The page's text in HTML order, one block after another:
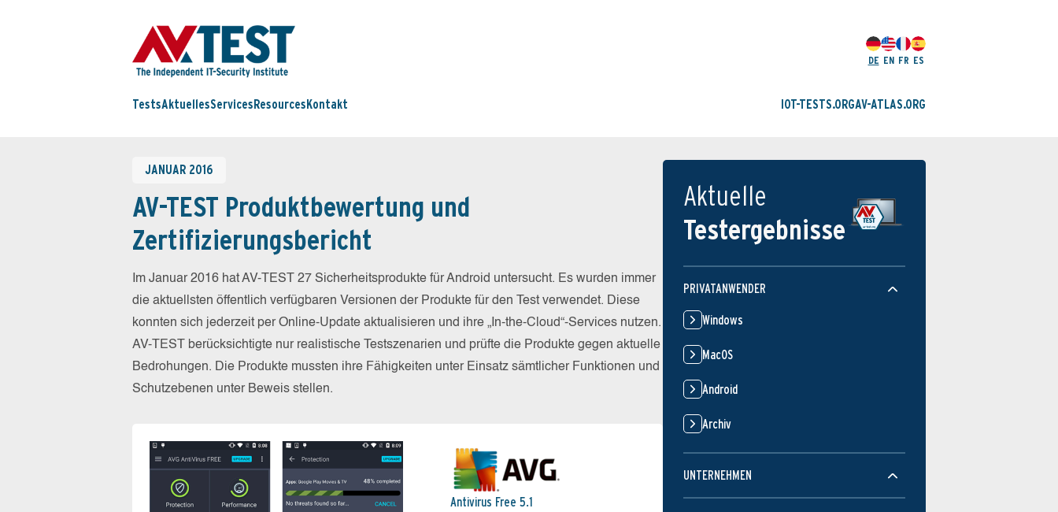
DE EN FR ES
TestsAktuellesServices Resources Kontakt IOT-TESTS.ORGAV-ATLAS.ORG
JANUAR 2016
AV-TEST Produktbewertung und
Zertifizierungsbericht
Im Januar 2016 hat AV-TEST 27 Sicherheitsprodukte für Android untersucht. Es wurden immer
die aktuellsten öffentlich verfügbaren Versionen der Produkte für den Test verwendet. Diese
konnten sich jederzeit per Online-Update aktualisieren und ihre „In-the-Cloud“-Services nutzen.
AV-TEST berücksichtigte nur realistische Testszenarien und prüfte die Produkte gegen aktuelle
Bedrohungen. Die Produkte mussten ihre Fähigkeiten unter Einsatz sämtlicher Funktionen und
Schutzebenen unter Beweis stellen.
Antivirus Free 5.1
Aktuelle
Testergebnisse
PRIVATANWENDER
Windows
MacOS
Android
Archiv
UNTERNEHMEN